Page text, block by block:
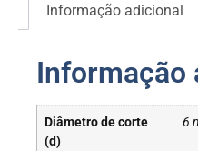
Informação adicional
Informação
Diâmetro de corte
(d)
6